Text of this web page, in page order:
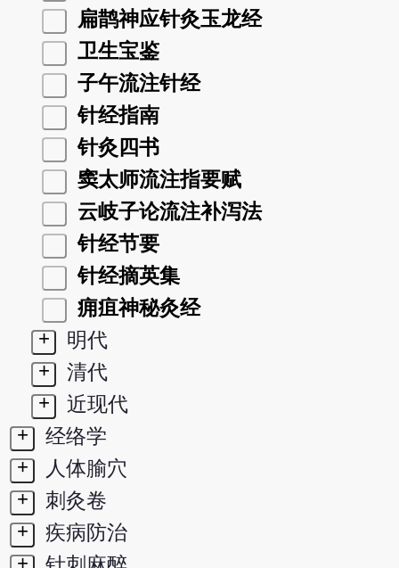
扁鹊神应针灸玉龙经
卫生宝鉴
子午流注针经
针经指南
针灸四书
窦太师流注指要赋
云岐子论流注补泻法
针经节要
针经摘英集
痈疽神秘灸经
+
明代
+
清代
+
近现代
+
经络学
+
人体腧穴
+
刺灸卷
+
疾病防治